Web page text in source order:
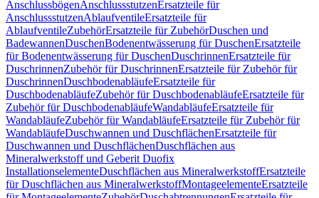
AnschlussbögenAnschlussstutzenErsatzteile für
AnschlussstutzenAblaufventileErsatzteile für
AblaufventileZubehörErsatzteile für ZubehörDuschen und
BadewannenDuschenBodenentwässerung für DuschenErsatzteile
für Bodenentwässerung für DuschenDuschrinnenErsatzteile für
DuschrinnenZubehör für DuschrinnenErsatzteile für Zubehör für
DuschrinnenDuschbodenabläufeErsatzteile für
DuschbodenabläufeZubehör für DuschbodenabläufeErsatzteile für
Zubehör für DuschbodenabläufeWandabläufeErsatzteile für
WandabläufeZubehör für WandabläufeErsatzteile für Zubehör für
WandabläufeDuschwannen und DuschflächenErsatzteile für
Duschwannen und DuschflächenDuschflächen aus
Mineralwerkstoff und Geberit Duofix
InstallationselementeDuschflächen aus MineralwerkstoffErsatzteile
für Duschflächen aus MineralwerkstoffMontageelementeErsatzteile